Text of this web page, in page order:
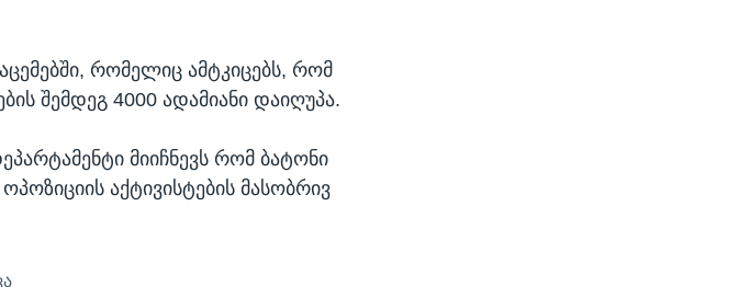
რომელიც ამტკიცებს, რომ
შემდეგ 4000 ადამიანი დაიღუპა.
მიიჩნევს რომ ბატონი
აქტივისტების მასობრივ